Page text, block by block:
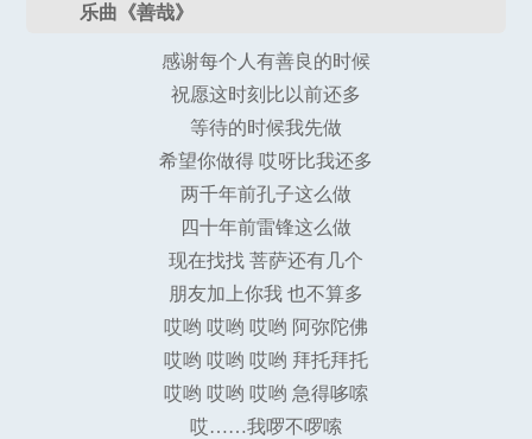
乐曲《善哉》
感谢每个人有善良的时候
祝愿这时刻比以前还多
等待的时候我先做
希望你做得 哎呀比我还多
两千年前孔子这么做
四十年前雷锋这么做
现在找找 菩萨还有几个
朋友加上你我 也不算多
哎哟 哎哟 哎哟 阿弥陀佛
哎哟 哎哟 哎哟 拜托拜托
哎哟 哎哟 哎哟 急得哆嗦
哎……我啰不啰嗦